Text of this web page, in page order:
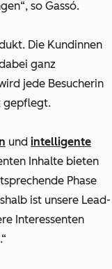
so Gassó.
Die Kundinnen
ganz
jede Besucherin
gepflegt.
und intelligente
Inhalte bieten
Phase
ist unsere Lead-
Interessenten